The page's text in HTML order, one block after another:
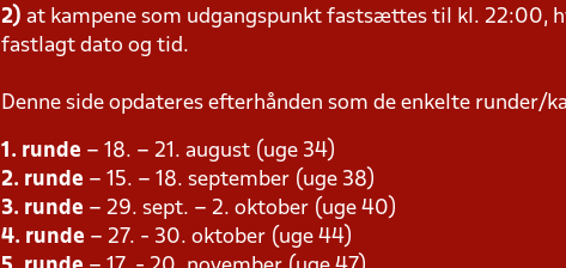
2) at kampene som udgangspunkt fastsættes til kl. 22:00,
fastlagt dato og tid.
Denne side opdateres efterhånden som de enkelte runder/
1. runde – 18. – 21. august (uge 34)
2. runde – 15. – 18. september (uge 38)
3. runde – 29. sept. – 2. oktober (uge 40)
4. runde – 27. - 30. oktober (uge 44)